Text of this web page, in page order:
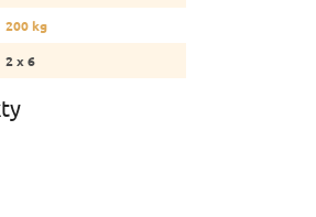
200 kg
2 x 6